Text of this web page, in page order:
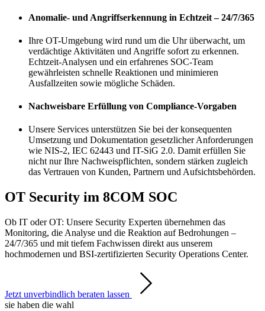
Anomalie- und Angriffserkennung in Echtzeit – 24/7/365
Ihre OT-Umgebung wird rund um die Uhr überwacht, um
verdächtige Aktivitäten und Angriffe sofort zu erkennen.
Echtzeit-Analysen und ein erfahrenes SOC-Team
gewährleisten schnelle Reaktionen und minimieren
Ausfallzeiten sowie mögliche Schäden.
Nachweisbare Erfüllung von Compliance-Vorgaben
Unsere Services unterstützen Sie bei der konsequenten
Umsetzung und Dokumentation gesetzlicher Anforderungen
wie NIS-2, IEC 62443 und IT-SiG 2.0. Damit erfüllen Sie
nicht nur Ihre Nachweispflichten, sondern stärken zugleich
das Vertrauen von Kunden, Partnern und Aufsichtsbehörden.
OT Security im 8COM SOC
Ob IT oder OT: Unsere Security Experten übernehmen das
Monitoring, die Analyse und die Reaktion auf Bedrohungen –
24/7/365 und mit tiefem Fachwissen direkt aus unserem
hochmodernen und BSI-zertifizierten Security Operations Center.
Jetzt unverbindlich beraten lassen
sie haben die wahl